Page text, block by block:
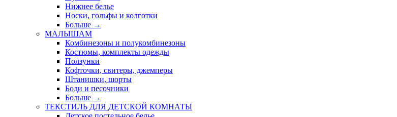
Нижнее белье
Носки, гольфы и колготки
Больше →
МАЛЫШАМ
Комбинезоны и полукомбинезоны
Костюмы, комплекты одежды
Ползунки
Кофточки, свитеры, джемперы
Штанишки, шорты
Боди и песочники
Больше →
ТЕКСТИЛЬ ДЛЯ ДЕТСКОЙ КОМНАТЫ